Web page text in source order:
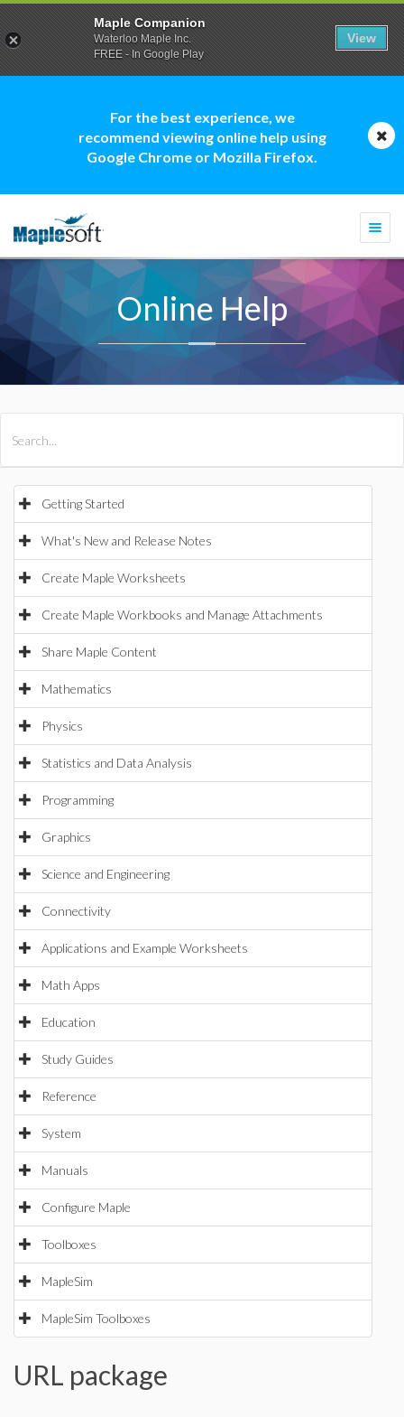
For the best experience, we
recommend viewing online help using
Google Chrome or Mozilla Firefox.
Online Help
Getting Started
What's New and Release Notes
Create Maple Worksheets
Create Maple Workbooks and Manage Attachments
Share Maple Content
Mathematics
Physics
Statistics and Data Analysis
Programming
Graphics
Science and Engineering
Connectivity
Applications and Example Worksheets
Math Apps
Education
Study Guides
Reference
System
Manuals
Configure Maple
Toolboxes
MapleSim
MapleSim Toolboxes
URL package
Maple Companion
Waterloo Maple Inc.
FREE - In Google Play
View